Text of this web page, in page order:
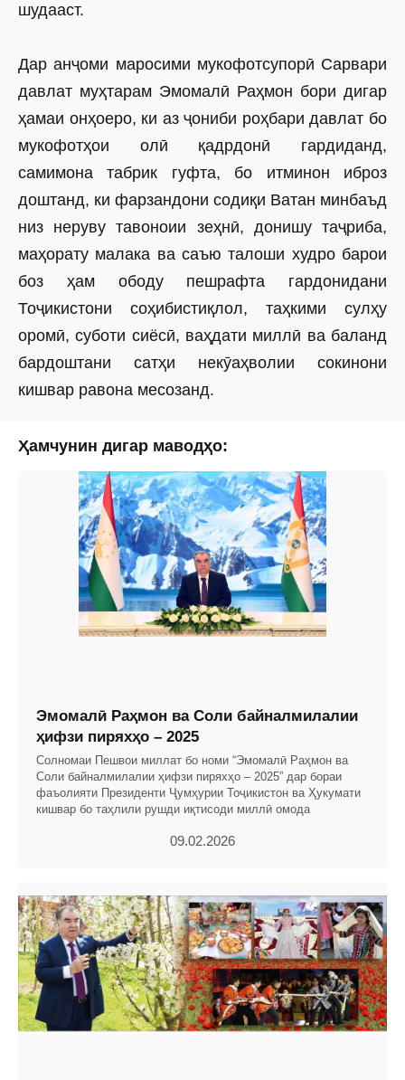
шудааст.
Дар анҷоми маросими мукофотсупорӣ Сарвари
давлат муҳтарам Эмомалӣ Раҳмон бори дигар
ҳамаи онҳоеро, ки аз ҷониби роҳбари давлат бо
мукофотҳои олӣ қадрдонӣ гардиданд,
самимона табрик гуфта, бо итминон иброз
доштанд, ки фарзандони содиқи Ватан минбаъд
низ неруву тавоноии зеҳнӣ, донишу таҷриба,
маҳорату малака ва саъю талоши худро барои
боз ҳам ободу пешрафта гардонидани
Тоҷикистони соҳибистиқлол, таҳкими сулҳу
оромӣ, суботи сиёсӣ, ваҳдати миллӣ ва баланд
бардоштани сатҳи некӯаҳволии сокинони
кишвар равона месозанд.
Ҳамчунин дигар маводҳо:
Эмомалӣ Раҳмон ва Соли байналмилалии
ҳифзи пиряхҳо – 2025
Солномаи Пешвои миллат бо номи “Эмомалӣ Раҳмон ва
Соли байналмилалии ҳифзи пиряхҳо – 2025” дар бораи
фаъолияти Президенти Ҷумҳурии Тоҷикистон ва Ҳукумати
кишвар бо таҳлили рушди иқтисоди миллӣ омода
09.02.2026